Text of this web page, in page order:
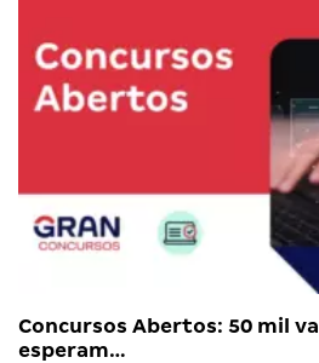
Concursos Abertos: 50 mil
esperam…